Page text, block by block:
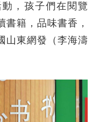
，孩子們在閱覽
書籍，品味書香，
山東網發（李海濤